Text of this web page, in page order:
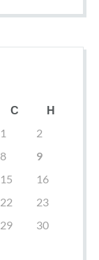
С
Н
1
2
8
9
15
16
22
23
29
30